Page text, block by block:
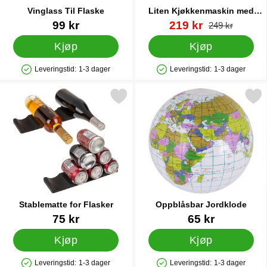
Vinglass Til Flaske
Varenummer 23724
99 kr
Kjøp
Produkttilgjengelighet: På lager
Leveringstid: 1-3 dager
Liten Kjøkkenmaskin med
Tilbehør Grønn
Varenummer 40822
ny pris
219 kr gammel
249 kr
Kjøp
Produkttilgjengelighet: På lager
Leveringstid: 1-3 dager
Stablematte for Flasker
Varenummer 44704
75 kr
Kjøp
Leveringstid: 1-3 dager
Merk stablematte for Flasker som favoritt
Oppblåsbar Jordklode
Varenummer 85030
65 kr
Kjøp
Leveringstid: 1-3 dager
Merk oppblåsbar